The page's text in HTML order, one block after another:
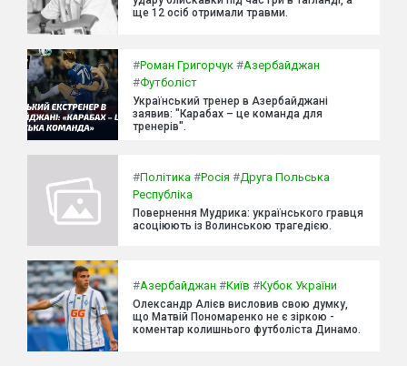
ще 12 осіб отримали травми.
#Роман Григорчук #Азербайджан
#Футболіст
Український тренер в Азербайджані
заявив: "Карабах – це команда для
тренерів".
#Політика #Росія #Друга Польська
Республіка
Повернення Мудрика: українського гравця
асоціюють із Волинською трагедією.
#Азербайджан #Київ #Кубок України
Олександр Алієв висловив свою думку,
що Матвій Пономаренко не є зіркою -
коментар колишнього футболіста Динамо.